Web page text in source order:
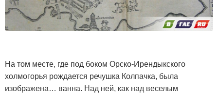
На том месте, где под боком Орско-Ирендыкского
холмогорья рождается речушка Колпачка, была
изображена… ванна. Над ней, как над веселым